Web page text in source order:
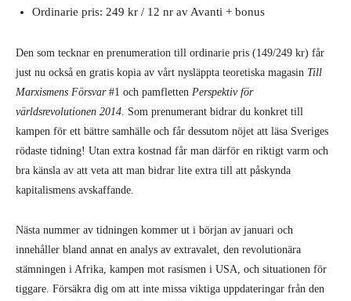
Ordinarie pris: 249 kr / 12 nr av Avanti + bonus
Den som tecknar en prenumeration till ordinarie pris (149/249 kr) får
just nu också en gratis kopia av vårt nysläppta teoretiska magasin Till
Marxismens Försvar#1 och pamfletten Perspektiv för
världsrevolutionen 2014 . Som prenumerant bidrar du konkret till
kampen för ett bättre samhälle och får dessutom nöjet att läsa Sveriges
rödaste tidning! Utan extra kostnad får man därför en riktigt varm och
bra känsla av att veta att man bidrar lite extra till att påskynda
kapitalismens avskaffande.
Nästa nummer av tidningen kommer ut i början av januari och
innehåller bland annat en analys av extravalet, den revolutionära
stämningen i Afrika, kampen mot rasismen i USA, och situationen för
tiggare. Försäkra dig om att inte missa viktiga uppdateringar från den